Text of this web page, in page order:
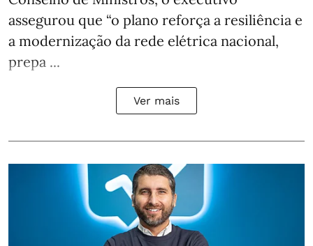
assegurou que “o plano reforça a resiliência e
a modernização da rede elétrica nacional,
prepa ...
Ver mais